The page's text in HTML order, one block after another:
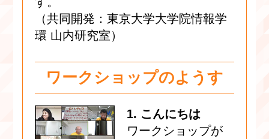
（共同開発：東京大学大学院情報学
環 山内研究室）
ワークショップのようす
1. こんにちは
ワークショップが